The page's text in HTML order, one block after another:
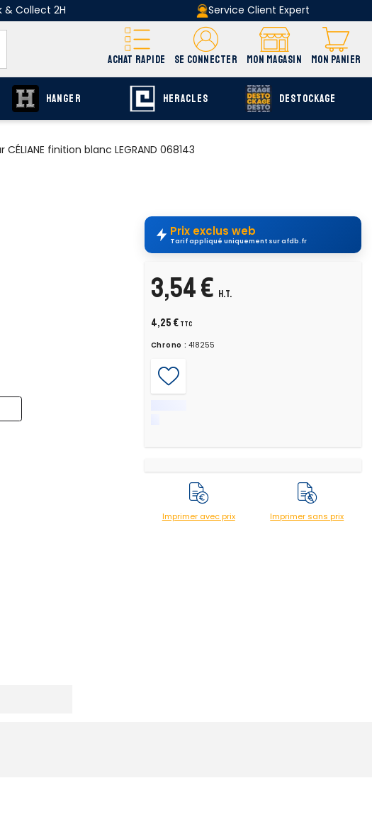
& Collect 2H Service Client Expert
ACHAT RAPIDE SE CONNECTER MON MAGASIN MON PANIER
HANGER HERACLES DESTOCKAGE
finition blanc LEGRAND 068143
Prix exclus web
Tarif appliqué uniquement sur afdb.fr
3,54 € H.T.
4,25 € TTC
Chrono : 418255
Imprimer avec prix Imprimer sans prix